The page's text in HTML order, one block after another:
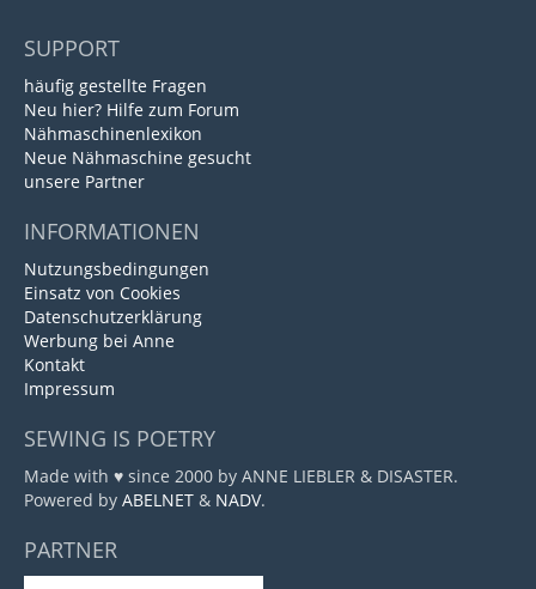
SUPPORT
häufig gestellte Fragen
Neu hier? Hilfe zum Forum
Nähmaschinenlexikon
Neue Nähmaschine gesucht
unsere Partner
INFORMATIONEN
Nutzungsbedingungen
Einsatz von Cookies
Datenschutzerklärung
Werbung bei Anne
Kontakt
Impressum
SEWING IS POETRY
Made with ♥ since 2000 by ANNE LIEBLER & DISASTER.
Powered by ABELNET & NADV.
PARTNER